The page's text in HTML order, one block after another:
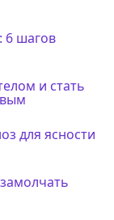
6 шагов
и стать
для ясности